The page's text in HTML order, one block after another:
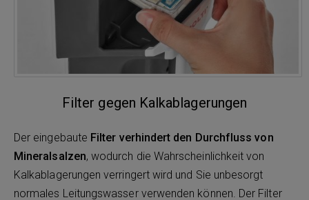
Filter gegen Kalkablagerungen
Der eingebaute Filter verhindert den Durchfluss von
Mineralsalzen, wodurch die Wahrscheinlichkeit von
Kalkablagerungen verringert wird und Sie unbesorgt
normales Leitungswasser verwenden können. Der Filter